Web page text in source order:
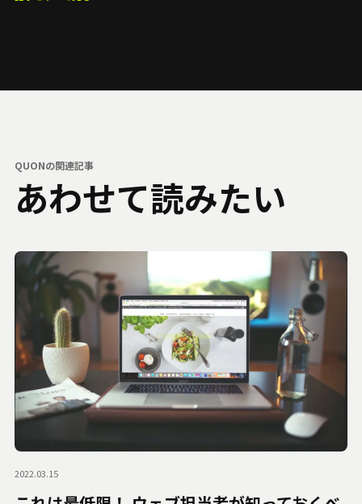
QUONの関連記事
あわせて読みたい
2022.03.15